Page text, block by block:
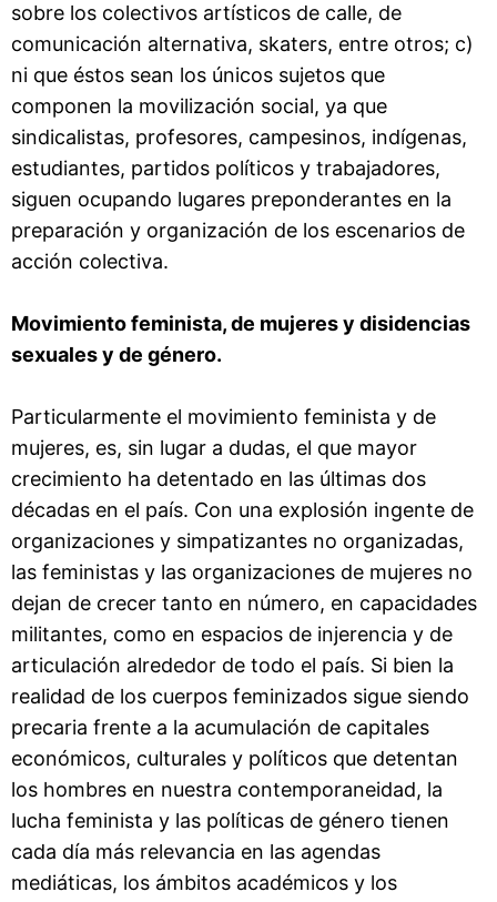
sobre los colectivos artísticos de calle, de
comunicación alternativa, skaters, entre otros; c)
ni que éstos sean los únicos sujetos que
componen la movilización social, ya que
sindicalistas, profesores, campesinos, indígenas,
estudiantes, partidos políticos y trabajadores,
siguen ocupando lugares preponderantes en la
preparación y organización de los escenarios de
acción colectiva.
Movimiento feminista, de mujeres y disidencias
sexuales y de género.
Particularmente el movimiento feminista y de
mujeres, es, sin lugar a dudas, el que mayor
crecimiento ha detentado en las últimas dos
décadas en el país. Con una explosión ingente de
organizaciones y simpatizantes no organizadas,
las feministas y las organizaciones de mujeres no
dejan de crecer tanto en número, en capacidades
militantes, como en espacios de injerencia y de
articulación alrededor de todo el país. Si bien la
realidad de los cuerpos feminizados sigue siendo
precaria frente a la acumulación de capitales
económicos, culturales y políticos que detentan
los hombres en nuestra contemporaneidad, la
lucha feminista y las políticas de género tienen
cada día más relevancia en las agendas
mediáticas, los ámbitos académicos y los